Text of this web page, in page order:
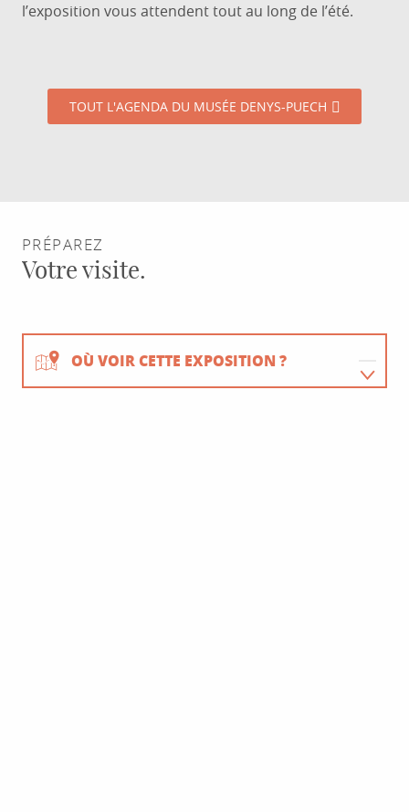
l’exposition vous attendent tout au long de l’été.
AOÛT
TOUT L'AGENDA DU MUSÉE DENYS-PUECH
PRÉPAREZ
Votre visite.
OÙ VOIR CETTE EXPOSITION ?